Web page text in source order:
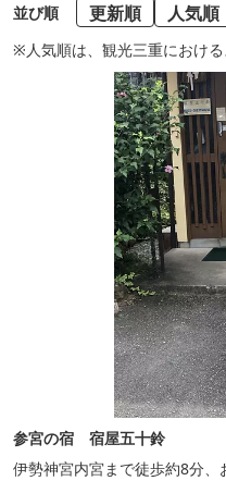
並び順 更新順 人気順
※人気順は、観光三重におけ
参宮の宿 宿屋五十鈴
伊勢神宮内宮まで徒歩約8分